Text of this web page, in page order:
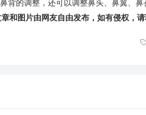
的调整，还可以调整鼻头、鼻翼、鼻
和图片由网友自由发布，如有侵权，